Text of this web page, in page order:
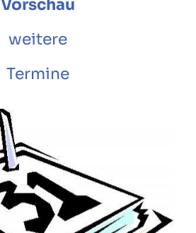
Vorschau
weitere
Termine